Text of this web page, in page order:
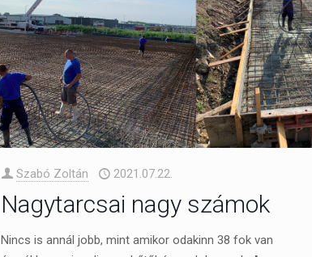
Szabó Zoltán 2021.07.22.
Nagytarcsai nagy számok
Nincs is annál jobb, mint amikor odakinn 38 fok van